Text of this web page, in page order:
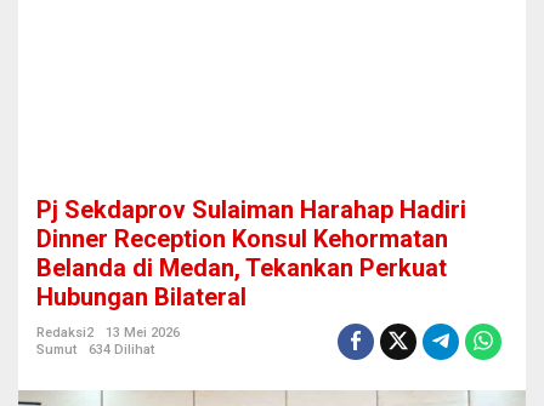
d
i
r
i
D
Pj Sekdaprov Sulaiman Harahap Hadiri
Dinner Reception Konsul Kehormatan
Belanda di Medan, Tekankan Perkuat
Hubungan Bilateral
Redaksi2
13 Mei 2026
Sumut
634 Dilihat